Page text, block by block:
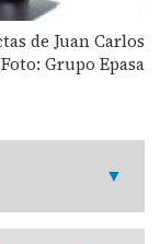
de Juan Carlos
Grupo Epasa